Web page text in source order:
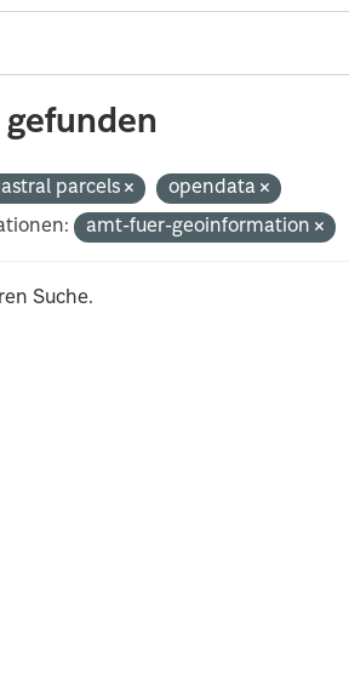
gefunden
parcels
opendata
amt-fuer-geoinformation
Suche.